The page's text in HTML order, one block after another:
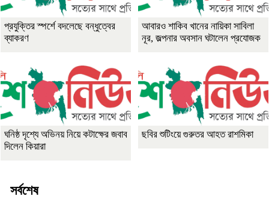
প্রযুক্তির স্পর্শে বদলেছে বন্ধুত্বের
ব্যাকরণ
আবারও শাকিব খানের নায়িকা সাবিলা
নূর, জল্পনার অবসান ঘটালেন প্রযোজক
ঘনিষ্ঠ দৃশ্যে অভিনয় নিয়ে কটাক্ষের জবাব
দিলেন কিয়ারা
ছবির শুটিংয়ে গুরুতর আহত রাশমিকা
সর্বশেষ